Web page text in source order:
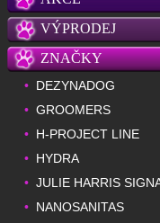
VÝPRODEJ
ZNAČKY
• DEZYNADOG
• GROOMERS
• H-PROJECT LINE
• HYDRA
• JULIE HARRIS
• NANOSANITAS